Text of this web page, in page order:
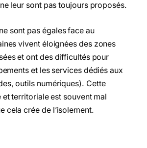
leur sont pas toujours proposés.
sont pas égales face au
vivent éloignées des zones
et ont des difficultés pour
et les services dédiés aux
outils numériques). Cette
territoriale est souvent mal
cela crée de l’isolement.